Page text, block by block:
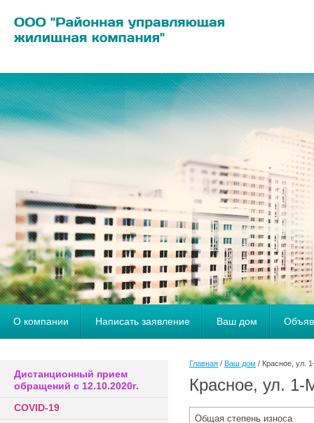
О компании Написать заявление Ваш дом
Дистанционный прием
обращений с 12.10.2020г.
COVID-19
Главная / Ваш дом / Красное, ул.
Красное, ул.
Общая степень износа